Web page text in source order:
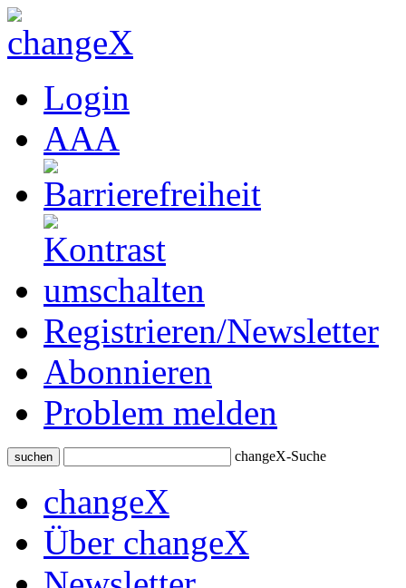
Login
AAA
Registrieren/Newsletter
Abonnieren
Problem melden
suchen changeX-Suche
changeX
Über changeX